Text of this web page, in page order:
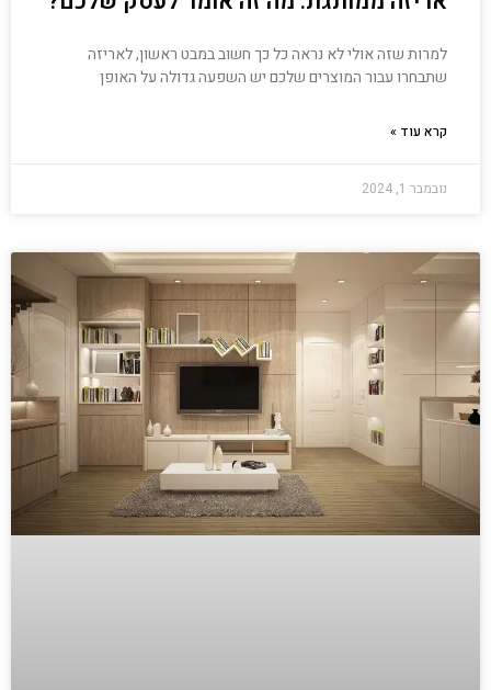
למרות שזה אולי לא נראה כל כך חשוב במבט ראשון, לאריזה
שתבחרו עבור המוצרים שלכם יש השפעה גדולה על האופן
קרא עוד »
נובמבר 1, 2024